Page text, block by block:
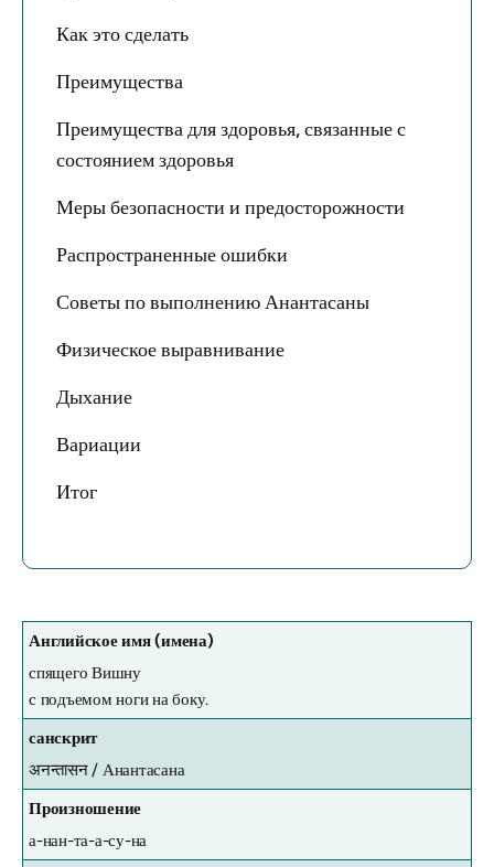
Как это сделать
Преимущества
Преимущества для здоровья, связанные с
состоянием здоровья
Меры безопасности и предосторожности
Распространенные ошибки
Советы по выполнению Анантасаны
Физическое выравнивание
Дыхание
Вариации
Итог
Английское имя (имена)
спящего Вишну
с подъемом ноги на боку.
санскрит
अनन्तासन / Анантасана
Произношение
а-нан-та-а-су-на